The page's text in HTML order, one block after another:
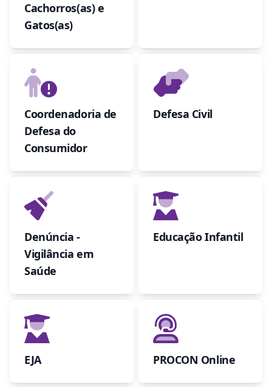
Cachorros(as) e
Gatos(as)
Coordenadoria de
Defesa do
Consumidor
Defesa Civil
Denúncia -
Vigilância em
Saúde
Educação Infantil
EJA PROCON Online